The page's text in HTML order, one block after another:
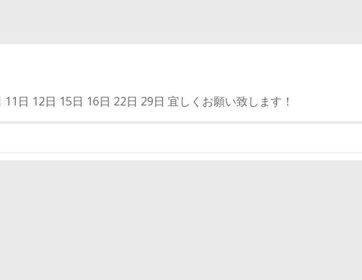
11日 12日 15日 16日 22日 29日 宜しくお願い致します！